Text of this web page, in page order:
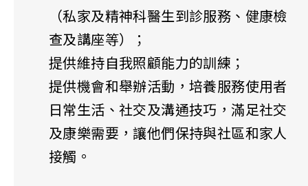
（私家及精神科醫生到診服務、健康檢
查及講座等）；
提供維持自我照顧能力的訓練；
提供機會和舉辦活動，培養服務使用者
日常生活、社交及溝通技巧，滿足社交
及康樂需要，讓他們保持與社區和家人
接觸。